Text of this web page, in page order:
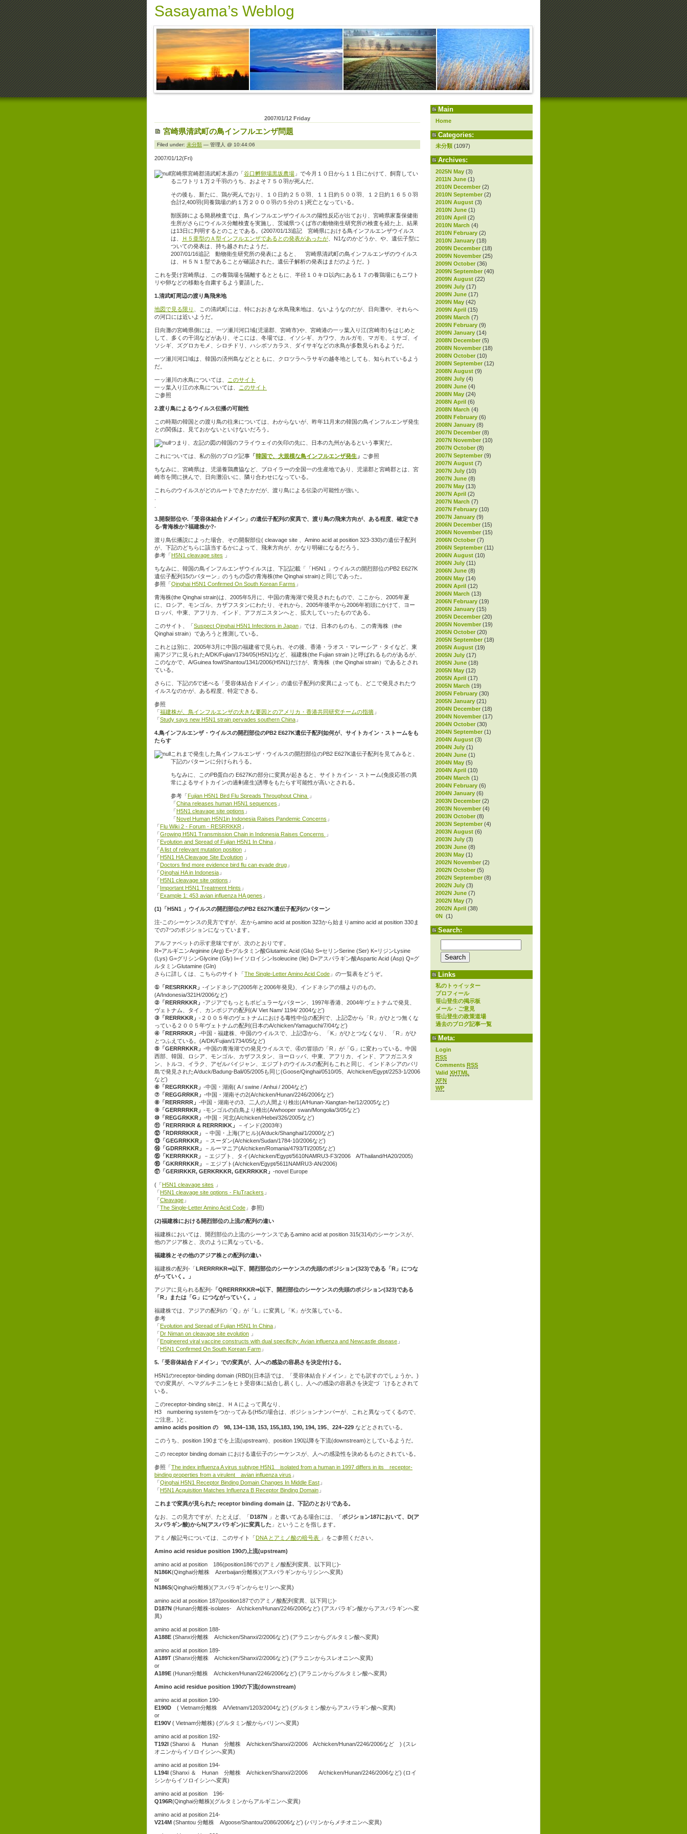
Sasayama’s Weblog
Main
Home
Categories:
未分類 (1097)
Archives:
2025N May (3)
2011N June (1)
2010N December (2)
2010N September (2)
2010N August (3)
2010N June (1)
2010N April (2)
2010N March (4)
2010N February (2)
2010N January (18)
2009N December (18)
2009N November (25)
2009N October (36)
2009N September (40)
2009N August (22)
2009N July (17)
2009N June (17)
2009N May (42)
2009N April (15)
2009N March (7)
2009N February (9)
2009N January (14)
2008N December (5)
2008N November (18)
2008N October (10)
2008N September (12)
2008N August (9)
2008N July (4)
2008N June (4)
2008N May (24)
2008N April (6)
2008N March (4)
2008N February (6)
2008N January (8)
2007N December (8)
2007N November (10)
2007N October (8)
2007N September (9)
2007N August (7)
2007N July (10)
2007N June (8)
2007N May (13)
2007N April (2)
2007N March (7)
2007N February (10)
2007N January (9)
2006N December (15)
2006N November (15)
2006N October (7)
2006N September (11)
2006N August (10)
2006N July (11)
2006N June (8)
2006N May (14)
2006N April (12)
2006N March (13)
2006N February (19)
2006N January (15)
2005N December (20)
2005N November (19)
2005N October (20)
2005N September (18)
2005N August (19)
2005N July (17)
2005N June (18)
2005N May (12)
2005N April (17)
2005N March (19)
2005N February (30)
2005N January (21)
2004N December (18)
2004N November (17)
2004N October (30)
2004N September (1)
2004N August (3)
2004N July (1)
2004N June (1)
2004N May (5)
2004N April (10)
2004N March (1)
2004N February (6)
2004N January (6)
2003N December (2)
2003N November (4)
2003N October (8)
2003N September (4)
2003N August (6)
2003N July (3)
2003N June (8)
2003N May (1)
2002N November (2)
2002N October (5)
2002N September (8)
2002N July (3)
2002N June (7)
2002N May (7)
2002N April (38)
0N (1)
Search:
Links
私のトゥイッター
プロフィール
笹山登生の掲示板
メール・ご意見
笹山登生の政策道場
過去のブログ記事一覧
Meta:
Login
RSS
Comments RSS
Valid XHTML
XFN
WP
2007/01/12 Friday
宮崎県清武町の鳥インフルエンザ問題
Filed under: 未分類 — 管理人 @ 10:44:06
2007/01/12(Fri)
宮崎県宮崎郡清武町木原の「谷口孵卵場黒坂農場 」で今月１０日から１１日にかけて、飼育してい
るニワトリ１万２千羽のうち、およそ７５０羽が死んだ。
その後も、新たに、鶏が死んでおり、１０日約２５０羽、１１日約５００羽、１２日約１６５０羽
合計2,400羽(同養鶏場の約１万２０００羽の５分の１)死亡となっている。
獣医師による簡易検査では、鳥インフルエンザウイルスの陽性反応が出ており、宮崎県家畜保健衛
生所がさらにウイルス分離検査を実施し、茨城県つくば市の動物衛生研究所の検査を経た上、結果
は13日に判明するとのことである。(2007/01/13追記 宮崎県における鳥インフルエンザウイルス
は、
Ｈ５亜型のＡ型インフルエンザであるとの発表があったが 、N1なのかどうか、や、遺伝子型に
ついての発表は、持ち越されたようだ。
2007/01/16追記 動物衛生研究所の発表によると、 宮崎県清武町の鳥インフルエンザのウイルス
は、Ｈ５Ｎ１型であることが確認された。遺伝子解析の発表はまだのようだ。)
これを受け宮崎県は、この養鶏場を隔離するとともに、半径１０キロ以内にある１７の養鶏場にもニワト
リや卵などの移動を自粛するよう要請した。
1.清武町周辺の渡り鳥飛来地
地図で見る限り
、この清武町には、特におおきな水鳥飛来地は、ないようなのだが、日向灘や、それらへ
の河口には近いようだ。
日向灘の宮崎県側には、一ツ瀬川河口域(児湯郡、宮崎市)や、宮崎港の一ッ葉入り江(宮崎市)をはじめと
して、多くの干潟などがあり、そこには、冬場では、イソシギ、カワウ、カルガモ、マガモ、ミサゴ、イ
ソシギ、ズグロカモメ、シロチドリ、ハシボソカラス、ダイサギなどの水鳥が多数見られるようだ。
一ツ瀬川河口域は、韓国の済州島などとともに、クロツラヘラサギの越冬地としても、知られているよう
だ。
一ッ瀬川の水鳥については、
このサイト
一ッ葉入り江の水鳥については、
このサイト
ご参照
2.渡り鳥によるウイルス伝播の可能性
この時期の韓国との渡り鳥の往来については、わからないが、昨年11月末の韓国の鳥インフルエンザ発生
との関係は、見ておかないといけないだろう。
つまり、左記の図の韓国のフライウェイの矢印の先に、日本の九州があるという事実だ。
これについては、私の別のブログ記事 「韓国で、大規模な鳥インフルエンザ発生 」 ご参照
ちなみに、宮崎県は、児湯養鶏農協など、ブロイラーの全国一の生産地であり、児湯郡と宮崎郡とは、宮
崎市を間に挟んで、日向灘沿いに、隣り合わせになっている。
これらのウイルスがどのルートできたかだが、渡り鳥による伝染の可能性が強い。
3.開裂部位や.「受容体結合ドメイン」の遺伝子配列の変異で、渡り鳥の飛来方向が、ある程度、確定でき
る-青海株か?福建株か?-
渡り鳥伝播説によった場合、その開裂部位( cleavage site 、Amino acid at position 323-330)の遺伝子配列
が、下記のどちらに該当するかによって、飛来方向が、かなり明確になるだろう。
参考「H5N1 cleavage sites 」
ちなみに、韓国の鳥インフルエンザウイルスは、下記記載「「H5N1 」ウイルスの開烈部位のPB2 E627K
遺伝子配列15のパターン」のうちの⑤の青海株(the Qinghai strain)と同じであった。
参照「Qinghai H5N1 Confirmed On South Korean Farms 」
青海株(the Qinghai strain)は、2005年5月に、中国の青海湖で発見されたもので、ここから、2005年夏
に、ロシア、モンゴル、カザフスタンにわたり、それから、2005年後半から2006年初頭にかけて、ヨー
ロッパ、中東、アフリカ、インド、アフガニスタンへと、拡大していったものである。
このサイト、「Suspect Qinghai H5N1 Infections in Japan 」では、日本のものも、この青海株（the
Qinghai strain）であろうと推測している。
これとは別に、2005年3月に中国の福建省で見られ、その後、香港・ラオス・マレーシア・タイなど、東
南アジアに見られたA/DK/Fujian/1734/05(H5N1)など、福建株(the Fujian strain )と呼ばれるものがあるが、
このなかで、A/Guinea fowl/Shantou/1341/2006(H5N1)だけが、青海株（the Qinghai strain）であるとされ
ている。
さらに、下記の5で述べる「受容体結合ドメイン」の遺伝子配列の変異によっても、どこで発見されたウ
イルスなのかが、ある程度、特定できる。
参照
「福建株が、鳥インフルエンザの大きな要因とのアメリカ・香港共同研究チームの指摘 」
「Study says new H5N1 strain pervades southern China 」
4.鳥インフルエンザ・ウイルスの開烈部位のPB2 E627K遺伝子配列如何が、サイトカイン・ストームをも
たらす
これまで発生した鳥インフルエンザ・ウイルスの開烈部位のPB2 E627K遺伝子配列を見てみると、
下記のパターンに分けられうる。
ちなみに、このPB蛋白の E627Kの部分に変異が起きると、サイトカイン・ストーム(免疫応答の異
常によるサイトカインの過剰産生)誘導をもたらす可能性が高いとされる。
参考「Fujian H5N1 Bird Flu Spreads Throughout China 」
「China releases human H5N1 sequences 」
「H5N1 cleavage site options 」
「Novel Human H5N1in Indonesia Raises Pandemic Concerns 」
「Flu Wiki 2 - Forum - RESRRKKR 」
「Growing H5N1 Transmission Chain in Indonesia Raises Concerns
」
「Evolution and Spread of Fujian H5N1 In China 」
「A list of relevant mutation position 」
「H5N1 HA Cleavage Site Evolution 」
「Doctors find more evidence bird flu can evade drug 」
「Qinghai HA in Indonesia 」
「H5N1 cleavage site options 」
「Important H5N1 Treatment Hints 」
「Example 1: 453 avian influenza HA genes 」
(1)「H5N1 」ウイルスの開烈部位のPB2 E627K遺伝子配列のパターン
注-このシーケンスの見方ですが、左からamino acid at position 323から始まりamino acid at position 330ま
での7つのポジションになっています。
アルファベットの示す意味ですが、次のとおりです。
R=アルギニンArginine (Arg) E=グルタミン酸Glutamic Acid (Glu) S=セリンSerine (Ser) K=リジンLysine
(Lys) G=グリシンGlycine (Gly) I=イソロイシンIsoleucine (Ile) D=アスパラギン酸Aspartic Acid (Asp) Q=グ
ルタミンGlutamine (Gln)
さらに詳しくは、こちらのサイト「The Single-Letter Amino Acid Code 」の一覧表をどうぞ。
①「RESRRKKR」 -インドネシア(2005年と2006年発見)、インドネシアの猫よりのもの。
(A/Indonesia/321H/2006など)
②「RERRRKKR」 -アジアでもっともポピュラーなパターン、1997年香港、2004年ヴェトナムで発見、
ヴェトナム、タイ、カンボジアの配列(A/ Viet Nam/ 1194/ 2004など)
③「RERRKKR」 -２００５年のヴェトナムにおける毒性中位の配列で、上記②から「R」がひとつ無くな
っている２００５年ヴェトナムの配列(日本のA/chicken/Yamaguchi/7/04など)
④「RERRRKR」 -中国・福建株、中国のウイルスで、上記③から、「K」がひとつなくなり、「R」がひ
とつふえている。(A/DK/Fujian/1734/05など)
⑤「GERRRKKR」 -中国の青海湖での発見ウイルスで、④の冒頭の「R」が「G」に変わっている。中国
西部、韓国、ロシア、モンゴル、カザフスタン、ヨーロッパ、中東、アフリカ、インド、アフガニスタ
ン、トルコ、イラク、アゼルバイジャン、エジプトのウイルスの配列もこれと同じ、インドネシアのバリ
島で発見されたA/duck/Badung-Bali/05/2005も同じ(Goose/Qinghai/0510/05、A/chicken/Egypt/2253-1/2006
など)
⑥「REGRRKKR」 -中国・湖南( A / swine / Anhui / 2004など)
⑦「REGGRRKR」 -中国・湖南その2(A/chicken/Hunan/2246/2006など)
⑧「RERRRRR」 -中国・湖南その3、二人の人間より検出(A/Hunan-Xiangtan-he/12/2005など)
⑨「GERRRRKR」 -モンゴルの白鳥より検出(A/whooper swan/Mongolia/3/05など)
⑩「REGGRKKR」 -中国・河北(A/chicken/Hebei/326/2005など)
⑪「RERRRIKR & RERRRIKK」
－インド(2003年)
⑫「RDRRRKKR」
－中国・上海(アヒル)(A/duck/Shanghai/1/2000など)
⑬「GEGRRKKR」
－スーダン(A/chicken/Sudan/1784-10/2006など)
⑭「GDRRRKKR」
－ルーマニア(A/chicken/Romania/4793/Tl/2005など)
⑮「KERRRKKR」
－エジプト、タイ(A/chicken/Egypt/5610NAMRU3-F3/2006 A/Thailand/HA20/2005)
⑯「GKRRRKKR」
－エジプト(A/chicken/Egypt/5611NAMRU3-AN/2006)
⑰「GERIRKKR, GERKRKKR, GEKRRKKR」 -novel Europe
(「H5N1 cleavage sites 」
「H5N1 cleavage site options - FluTrackers 」
「Cleavage 」
「The Single-Letter Amino Acid Code 」参照)
(2)福建株における開烈部位の上流の配列の違い
福建株においては、開烈部位の上流のシーケンスであるamino acid at position 315(314)のシーケンスが、
他のアジア株と、次のように異なっている。
福建株とその他のアジア株との配列の違い
福建株の配列-「LRERRRKR⇒以下、開烈部位のシーケンスの先頭のポジション(323)である「R」につな
がっていく。」
アジアに見られる配列- 「QRERRRKKR⇒以下、開烈部位のシーケンスの先頭のポジション(323)である
「R」または「G」につながっていく。」
福建株では、アジアの配列の「Q」が「L」に変異し「K」が欠落している。
参考
「Evolution and Spread of Fujian H5N1 In China 」
「Dr Niman on cleavage site evolution 」
「Engineered viral vaccine constructs with dual specificity: Avian influenza and Newcastle disease 」
「H5N1 Confirmed On South Korean Farm 」
5.「受容体結合ドメイン」での変異が、人への感染の容易さを決定付ける。
H5N1のreceptor-binding domain (RBD)(日本語では、「受容体結合ドメイン」とでも訳すのでしょうか。)
での変異が、ヘマグルチニンをヒト受容体に結合し易くし、人への感染の容易さを決定づ゛けるとされて
いる。
このreceptor-binding siteは、ＨＡによって異なり、
H3 numbering systemをつかってみる(H5の場合は、ポジションナンバーが、これと異なってくるので、
ご注意。)と、
amino acids position の 98, 134–138, 153, 155,183, 190, 194, 195、224–229 などとされている。
このうち、position 190までを上流(upstream)、position 190以降を下流(downstream)としているようだ。
この receptor binding domain における遺伝子のシーケンスが、人への感染性を決めるものとされている。
参照「The index influenza A virus subtype H5N1 isolated from a human in 1997 differs in its receptor-
binding properties from a virulent avian influenza virus 」
「Qinghai H5N1 Receptor Binding Domain Changes In Middle East 」
「H5N1 Acquisition Matches Influenza B Receptor Binding Domain 」
これまで変異が見られた receptor binding domain は、下記のとおりである。
なお、この見方ですが、たとえば、「D187N 」と書いてある場合には、「ポジション187において、D(ア
スパラギン酸)からN(アスパラギン)に変異した 」ということを指します。
アミノ酸記号については、このサイト「DNA とアミノ酸の暗号表 」をご参照ください。
Amino acid residue position 190の上流(upstream)
amino acid at position 186(position186でのアミノ酸配列変異、以下同じ)-
N186K(Qinghai分離株 Azerbaijan分離株)(アスパラギンからリシンへ変異)
or
N186S(Qinghai分離株)(アスパラギンからセリンへ変異)
amino acid at position 187(position187でのアミノ酸配列変異、以下同じ)-
D187N (Hunan分離株-isolates- A/chicken/Hunan/2246/2006など) (アスパラギン酸からアスパラギンへ変
異)
amino acid at position 188-
A188E (Shanxi分離株 A/chicken/Shanxi/2/2006など) (アラニンからグルタミン酸へ変異)
amino acid at position 189-
A189T (Shanxi分離株 A/chicken/Shanxi/2/2006など) (アラニンからスレオニンへ変異)
or
A189E (Hunan分離株 A/chicken/Hunan/2246/2006など) (アラニンからグルタミン酸へ変異)
Amino acid residue position 190の下流(downstream)
amino acid at position 190-
E190D ( Vietnam分離株 A/Vietnam/1203/2004など) (グルタミン酸からアスパラギン酸へ変異)
or
E190V ( Vietnam分離株) (グルタミン酸からバリンへ変異)
amino acid at position 192-
T192I (Shanxi ＆ Hunan 分離株 A/chicken/Shanxi/2/2006 A/chicken/Hunan/2246/2006など ) (スレ
オニンからイソロイシンへ変異)
amino acid at position 194-
L194I (Shanxi ＆ Hunan 分離株 A/chicken/Shanxi/2/2006 A/chicken/Hunan/2246/2006など) (ロイ
シンからイソロイシンへ変異)
amino acid at position 196-
Q196R(Qinghai分離株)(グルタミンからアルギニンへ変異)
amino acid at position 214-
V214M (Shantou 分離株 A/goose/Shantou/2086/2006など) (バリンからメチオニンへ変異)